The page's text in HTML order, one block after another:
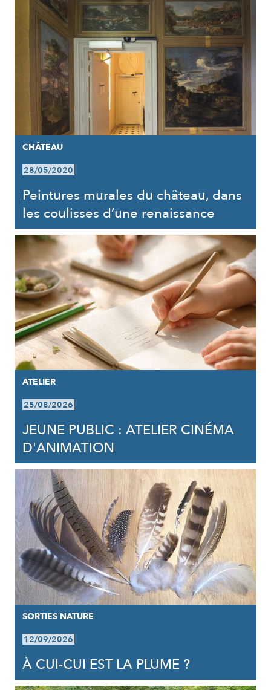
CHÂTEAU
28/05/2020
Peintures murales du château, dans
les coulisses d’une renaissance
ATELIER
25/08/2026
JEUNE PUBLIC : ATELIER CINÉMA
D'ANIMATION
SORTIES NATURE
12/09/2026
À CUI-CUI EST LA PLUME ?